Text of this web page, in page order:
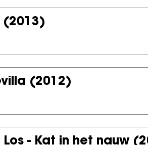
(2013)
(2012)
Los - Kat in het nauw